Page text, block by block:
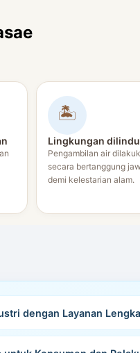
🏝️
Lingkungan
Pengambilan air
secara bertanggung
demi kelestarian alam.
dengan Layanan